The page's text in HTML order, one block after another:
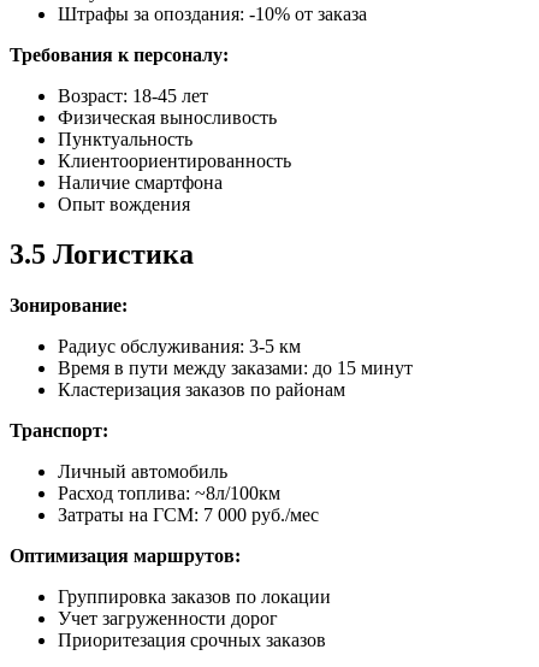
Штрафы за опоздания: -10% от заказа
Требования к персоналу:
Возраст: 18-45 лет
Физическая выносливость
Пунктуальность
Клиентоориентированность
Наличие смартфона
Опыт вождения
3.5 Логистика
Зонирование:
Радиус обслуживания: 3-5 км
Время в пути между заказами: до 15 минут
Кластеризация заказов по районам
Транспорт:
Личный автомобиль
Расход топлива: ~8л/100км
Затраты на ГСМ: 7 000 руб./мес
Оптимизация маршрутов:
Группировка заказов по локации
Учет загруженности дорог
Приоритезация срочных заказов